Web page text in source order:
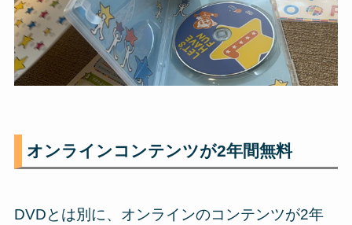
オンラインコンテンツが2年間無料
DVDとは別に、オンラインのコンテンツが2年